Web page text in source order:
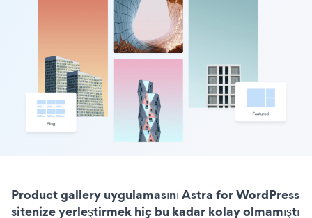
Product gallery uygulamasını Astra for WordPress
sitenize yerleştirmek hiç bu kadar kolay olmamıştı